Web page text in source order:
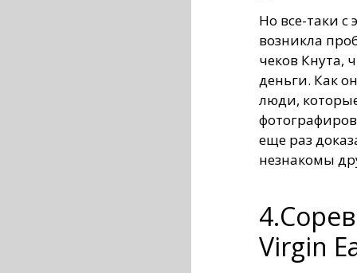
Но все-таки
возникла
чеков Кнута,
деньги. Как
люди,
еще раз
незнакомы
Virgin